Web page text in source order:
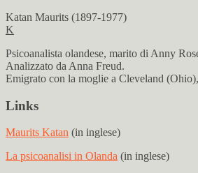
Katan Maurits (1897-1977)
K
Psicoanalista olandese, marito di Anny
Analizzato da Anna Freud.
Emigrato con la moglie a Cleveland
Links
Maurits Katan (in inglese)
La psicoanalisi in Olanda (in inglese)